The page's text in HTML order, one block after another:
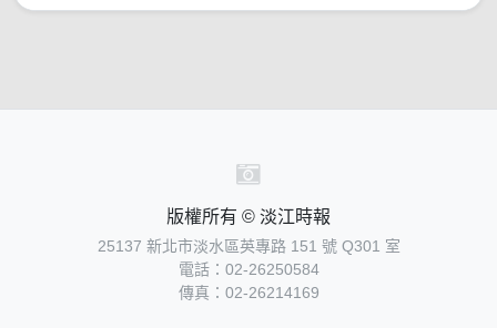
版權所有 © 淡江時報
25137 新北市淡水區英專路 151 號 Q301 室
電話：02-26250584
傳真：02-26214169